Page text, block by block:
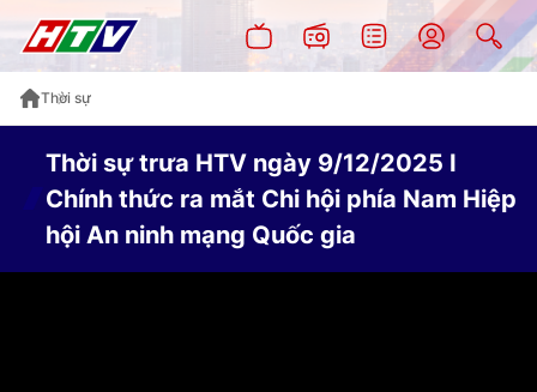
Thời sự
Thời sự trưa HTV ngày 9/12/2025 I
Chính thức ra mắt Chi hội phía Nam Hiệp
hội An ninh mạng Quốc gia